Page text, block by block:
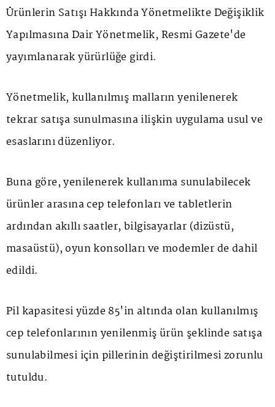
Ürünlerin Satışı Hakkında Yönetmelikte Değişiklik
Yapılmasına Dair Yönetmelik, Resmi Gazete'de
yayımlanarak yürürlüğe girdi.
Yönetmelik, kullanılmış malların yenilenerek
tekrar satışa sunulmasına ilişkin uygulama usul ve
esaslarını düzenliyor.
Buna göre, yenilenerek kullanıma sunulabilecek
ürünler arasına cep telefonları ve tabletlerin
ardından akıllı saatler, bilgisayarlar (dizüstü,
masaüstü), oyun konsolları ve modemler de dahil
edildi.
Pil kapasitesi yüzde 85'in altında olan kullanılmış
cep telefonlarının yenilenmiş ürün şeklinde satışa
sunulabilmesi için pillerinin değiştirilmesi zorunlu
tutuldu.